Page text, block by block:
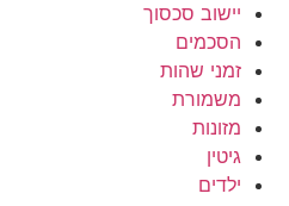
יישוב סכסוך
הסכמים
זמני שהות
משמורת
מזונות
גיטין
ילדים